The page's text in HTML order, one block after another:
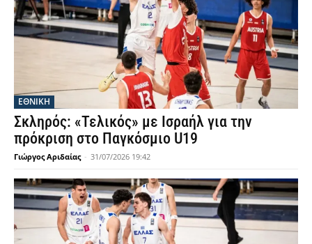
ΕΘΝΙΚΉ
Σκληρός: «Τελικός» με Ισραήλ για την
πρόκριση στο Παγκόσμιο U19
Γιώργος Αριδαίας - 31/07/2026 19:42